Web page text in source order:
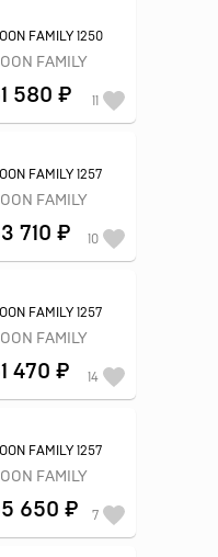
FAMILY 1250
FAMILY
580 ₽ 11
FAMILY 1257
FAMILY
710 ₽ 10
FAMILY 1257
FAMILY
470 ₽ 14
FAMILY 1257
FAMILY
650 ₽ 7